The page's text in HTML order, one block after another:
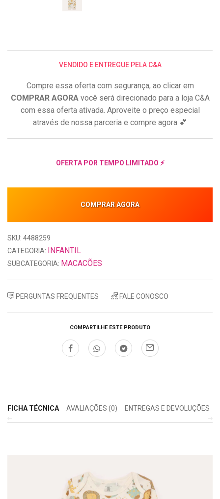
VENDIDO E ENTREGUE PELA C&A
Compre essa oferta com segurança, ao clicar em
COMPRAR AGORAvocê será direcionado para a loja C&A
com essa oferta ativada. Aproveite o preço especial
através de nossa parceria e compre agora 💕
OFERTA POR TEMPO LIMITADO ⚡
COMPRAR AGORA
SKU: 4488259
CATEGORIA:
INFANTIL
SUBCATEGORIA: MACACÕES
PERGUNTAS FREQUENTES FALE CONOSCO
COMPARTILHE ESTE PRODUTO
FICHA TÉCNICA AVALIAÇÕES (0) ENTREGAS E DEVOLUÇÕES